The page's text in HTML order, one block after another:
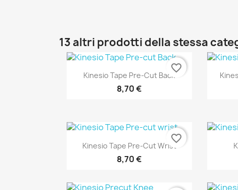
13 altri prodotti della stessa
Anteprima
Kinesio Tape Pre-Cut Back
8,70 €
favorite_border
Anteprima
Kinesio Tape Pre-Cut Wrist
8,70 €
favorite_border